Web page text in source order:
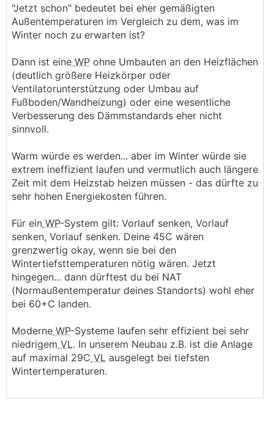
"Jetzt schon" bedeutet bei eher gemäßigten
Außentemperaturen im Vergleich zu dem, was im
Winter noch zu erwarten ist?
Dann ist eine WP ohne Umbauten an den Heizflächen
(deutlich größere Heizkörper oder
Ventilatorunterstützung oder Umbau auf
Fußboden/Wandheizung) oder eine wesentliche
Verbesserung des Dämmstandards eher nicht
sinnvoll.
Warm würde es werden... aber im Winter würde sie
extrem ineffizient laufen und vermutlich auch längere
Zeit mit dem Heizstab heizen müssen - das dürfte zu
sehr hohen Energiekosten führen.
Für ein WP-System gilt: Vorlauf senken, Vorlauf
senken, Vorlauf senken. Deine 45C wären
grenzwertig okay, wenn sie bei den
Wintertiefsttemperaturen nötig wären. Jetzt
hingegen... dann dürftest du bei NAT
(Normaußentemperatur deines Standorts) wohl eher
bei 60+C landen.
Moderne WP-Systeme laufen sehr effizient bei sehr
niedrigem VL. In unserem Neubau z.B. ist die Anlage
auf maximal 29C VL ausgelegt bei tiefsten
Wintertemperaturen.